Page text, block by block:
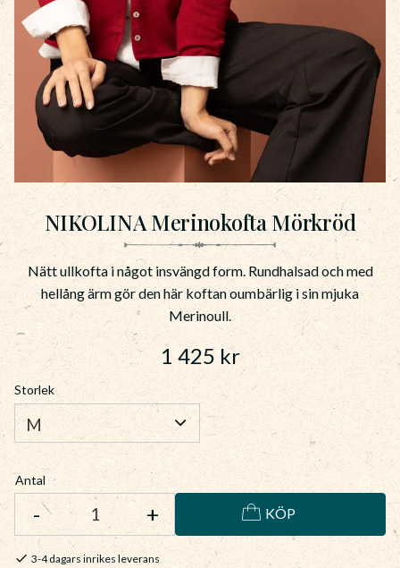
NIKOLINA Merinokofta Mörkröd
Nätt ullkofta i något insvängd form. Rundhalsad och med
hellång ärm gör den här koftan oumbärlig i sin mjuka
Merinoull.
1 425 kr
Storlek
Antal
+
- KÖP
3-4 dagars inrikes leverans